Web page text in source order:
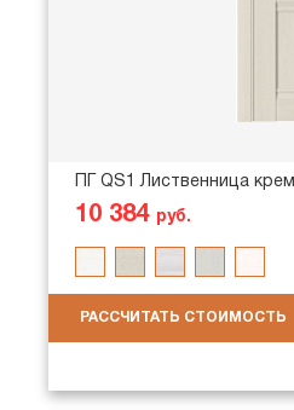
ПГ QS1 Лиственница крем
10 384 руб.
РАССЧИТАТЬ СТОИМОСТЬ